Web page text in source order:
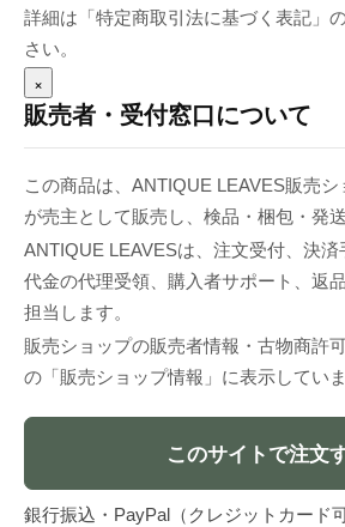
詳細は「特定商取引法に基づく表記」
さい。
×
販売者・受付窓口について
この商品は、ANTIQUE LEAVES販売シ
が売主として販売し、検品・梱包・発
ANTIQUE LEAVESは、注文受付、決
代金の代理受領、購入者サポート、返
担当します。
販売ショップの販売者情報・古物商許
の「販売ショップ情報」に表示していま
このサイトで注文
銀行振込・PayPal（クレジットカード